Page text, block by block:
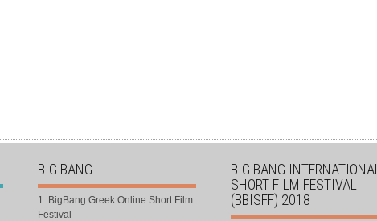
BIG BANG
1. BigBang Greek Online Short Film
Festival
BIG BANG INTERNATIONAL
SHORT FILM FESTIVAL
(BBISFF) 2018